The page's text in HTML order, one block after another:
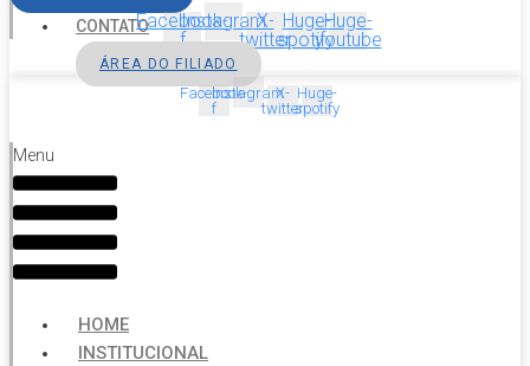
CONTATOFacebook-
f
InstagramX-
twitter
Huge-
spotify
Huge-
youtube
ÁREA DO FILIADO
Facebook-
f
InstagramX-
twitter
Huge-
spotify
Menu
HOME
INSTITUCIONAL